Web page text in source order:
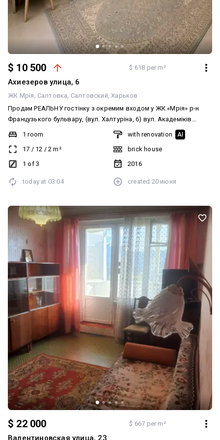
$ 10 500 $ 618 per m²
Ахиезеров улица, 6
ЖК Мрія Салтовка Салтовский Харьков
Продам РЕАЛЬНУ гостінку з окремим входом у ЖК «Мрія» р-н
Французького бульвару, (вул. Халтуріна, 6) вул. Академіків
Ахієзерів, 6 З меблями та технікою — 12 000 у. о. Без меблів та
площа — 17 м² - Свіжий сучасний ремонт - Санвузол роздільний -
Окремий вхід - Закритий двір - Низькі комунальні платежі
розташування, поруч транспорт, магазини та Французький
1 room
17 / 12 / 2 m²
1 of 3
with renovation AI
brick house
2016
today at 03:04 created 20 июня
$ 22 000 $ 667 per m²
Валентиновская улица, 23